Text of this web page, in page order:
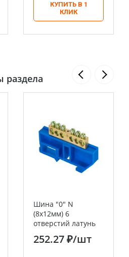
КУПИТЬ В 1
КЛИК
раздела
Шина "0" N
(8х12мм) 6
отверстий латунь
синий изолятор на
DIN-рейку EKF
252.27 ₽/шт